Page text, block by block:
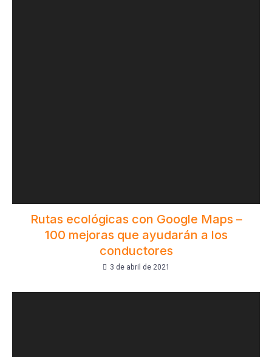
Rutas ecológicas con Google Maps –
100 mejoras que ayudarán a los
conductores
3 de abril de 2021